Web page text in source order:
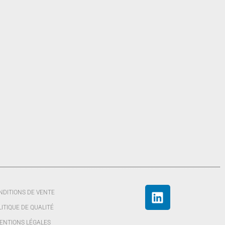
DE VENTE
DE QUALITÉ
LÉGALES